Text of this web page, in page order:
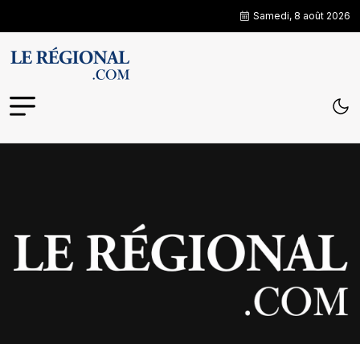
Samedi, 8 août 2026